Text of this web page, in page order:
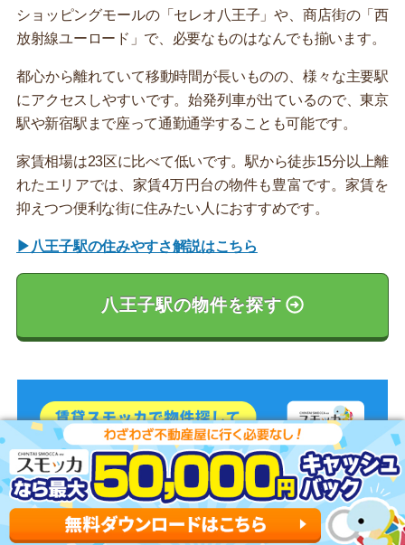
ショッピングモールの「セレオ八王子」や、商店街の「西
放射線ユーロード」で、必要なものはなんでも揃います。
都心から離れていて移動時間が長いものの、様々な主要駅
にアクセスしやすいです。始発列車が出ているので、東京
駅や新宿駅まで座って通勤通学することも可能です。
家賃相場は23区に比べて低いです。駅から徒歩15分以上離
れたエリアでは、家賃4万円台の物件も豊富です。家賃を
抑えつつ便利な街に住みたい人におすすめです。
▶八王子駅の住みやすさ解説はこちら
八王子駅の物件を探す